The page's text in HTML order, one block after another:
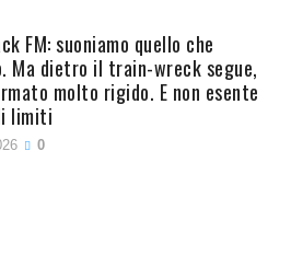
FM: suoniamo quello che
Ma dietro il train-wreck segue,
molto rigido. E non esente
limiti
0